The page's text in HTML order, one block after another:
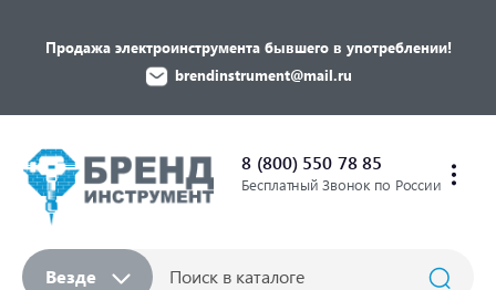
Продажа электроинструмента бывшего в употреблении!
brendinstrument@mail.ru
Везде
8 (800) 550 78 85
Бесплатный Звонок по России